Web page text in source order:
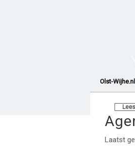
Olst-Wijhe.nl
Laatst